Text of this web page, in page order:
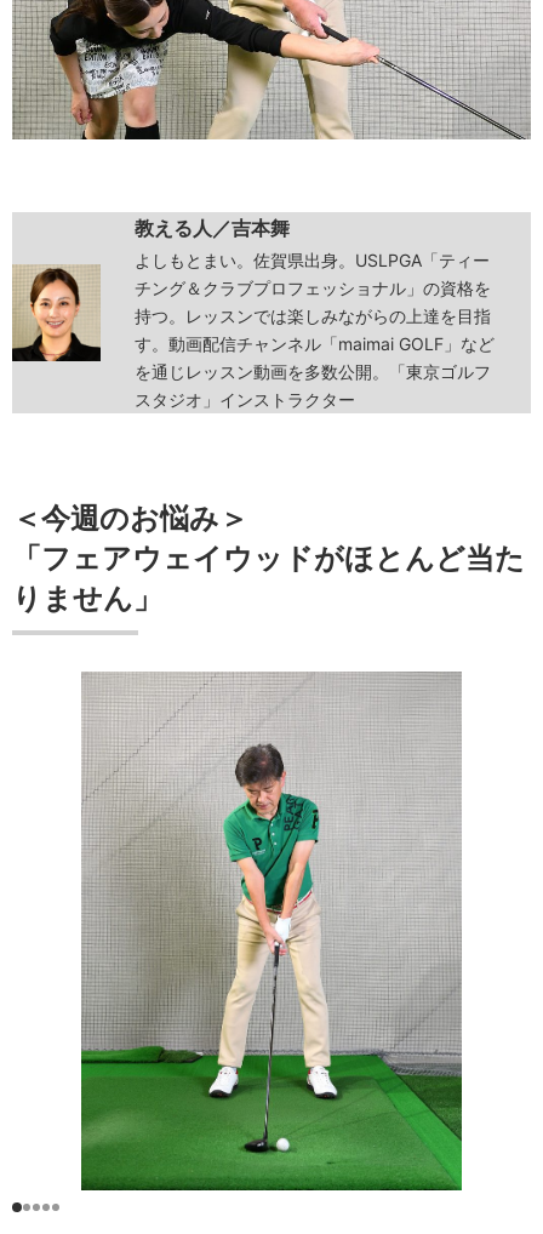
教える人／吉本舞
よしもとまい。佐賀県出身。USLPGA「ティー
チング＆クラブプロフェッショナル」の資格を
持つ。レッスンでは楽しみながらの上達を目指
す。動画配信チャンネル「maimai GOLF」など
を通じレッスン動画を多数公開。「東京ゴルフ
スタジオ」インストラクター
＜今週のお悩み＞
「フェアウェイウッドがほとんど当た
りません」